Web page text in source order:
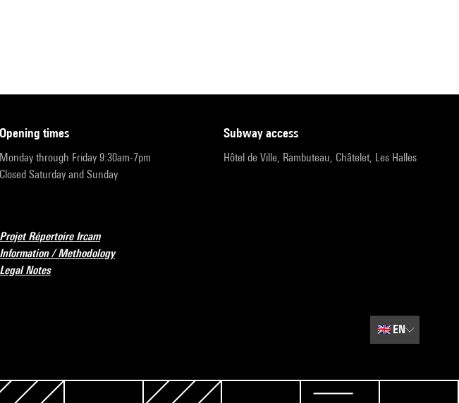
opening times
Monday through Friday 9:30am-7pm
Closed Saturday and Sunday
subway access
Hôtel de Ville, Rambuteau, Châtelet, Les Halles
Projet Répertoire Ircam
Information / Methodology
Legal Notes
🇬🇧EN